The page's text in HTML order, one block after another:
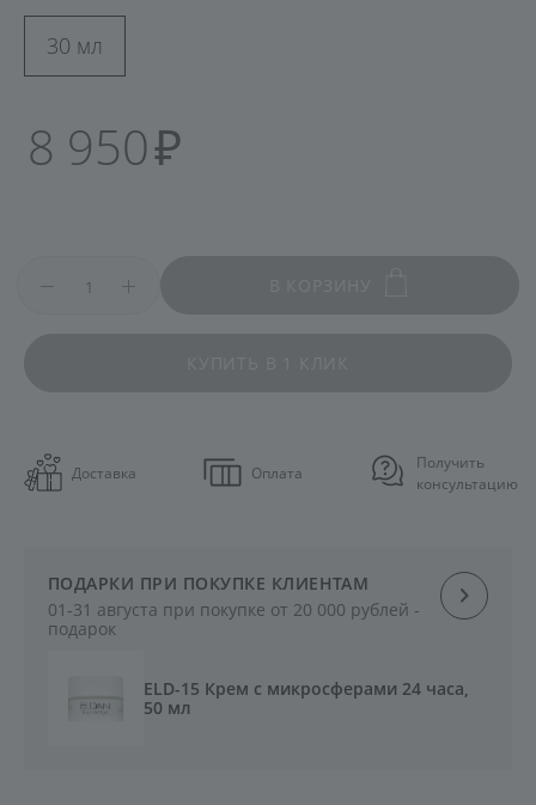
30 мл
8 950
Доставка Оплата
Получить
консультацию
ПОДАРКИ ПРИ ПОКУПКЕ КЛИЕНТАМ
01-31 августа при покупке от 20 000 рублей -
подарок
ELD-15 Крем с микросферами 24 часа,
50 мл